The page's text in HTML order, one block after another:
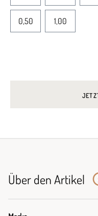
0,50 1,00
Über den Artikel